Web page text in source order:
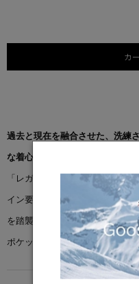
カ
過去と現在を融合させた、洗練
な着心地と扱いやすさを追求して
「レガシー シャツ ジャケット
イン要素を継承し、現代的に再
を踏襲しながら、サイドにジッ
ポケットを採用し、優れた収納